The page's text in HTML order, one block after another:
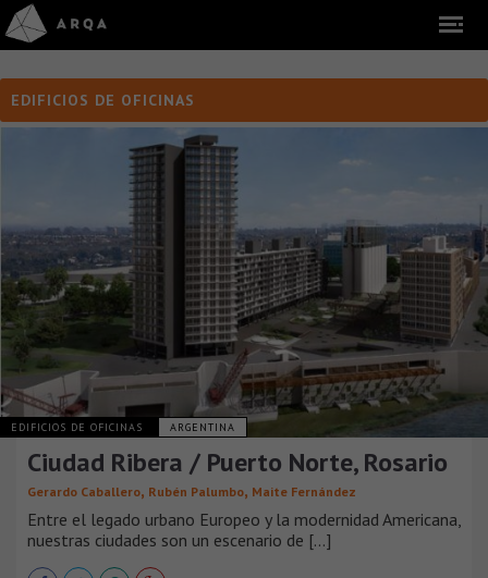
EDIFICIOS DE OFICINAS
EDIFICIOS DE OFICINAS ARGENTINA
Ciudad Ribera / Puerto Norte, Rosario
Gerardo Caballero, Rubén Palumbo, Maite Fernández
Entre el legado urbano Europeo y la modernidad Americana,
nuestras ciudades son un escenario de [...]